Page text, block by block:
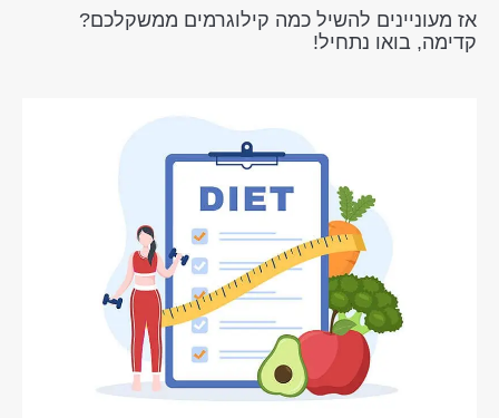
אז מעוניינים להשיל כמה קילוגרמים ממשקלכם?
קדימה, בואו נתחיל!